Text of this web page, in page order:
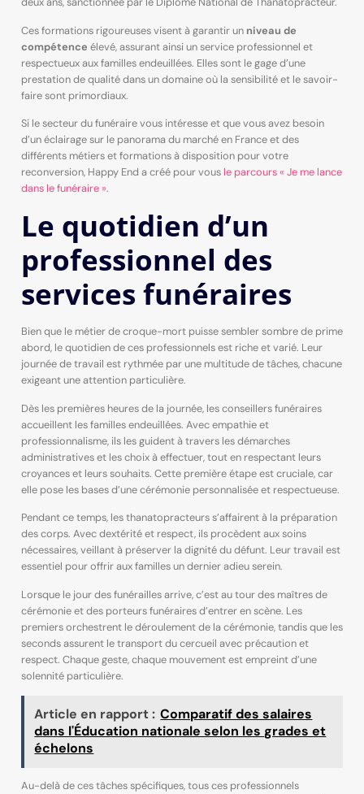
Ces formations rigoureuses visent à garantir un niveau de
compétence élevé, assurant ainsi un service professionnel et
respectueux aux familles endeuillées. Elles sont le gage d’une
prestation de qualité dans un domaine où la sensibilité et le savoir-
faire sont primordiaux.
Si le secteur du funéraire vous intéresse et que vous avez besoin
d’un éclairage sur le panorama du marché en France et des
différents métiers et formations à disposition pour votre
reconversion, Happy End a créé pour vous le parcours « Je me lance
dans le funéraire ».
Le quotidien d’un
professionnel des
services funéraires
Bien que le métier de croque-mort puisse sembler sombre de prime
abord, le quotidien de ces professionnels est riche et varié. Leur
journée de travail est rythmée par une multitude de tâches, chacune
exigeant une attention particulière.
Dès les premières heures de la journée, les conseillers funéraires
accueillent les familles endeuillées. Avec empathie et
professionnalisme, ils les guident à travers les démarches
administratives et les choix à effectuer, tout en respectant leurs
croyances et leurs souhaits. Cette première étape est cruciale, car
elle pose les bases d’une cérémonie personnalisée et respectueuse.
Pendant ce temps, les thanatopracteurs s’affairent à la préparation
des corps. Avec dextérité et respect, ils procèdent aux soins
nécessaires, veillant à préserver la dignité du défunt. Leur travail est
essentiel pour offrir aux familles un dernier adieu serein.
Lorsque le jour des funérailles arrive, c’est au tour des maîtres de
cérémonie et des porteurs funéraires d’entrer en scène. Les
premiers orchestrent le déroulement de la cérémonie, tandis que les
seconds assurent le transport du cercueil avec précaution et
respect. Chaque geste, chaque mouvement est empreint d’une
solennité particulière.
Article en rapport : Comparatif des salaires
dans l'Éducation nationale selon les grades et
échelons
Au-delà de ces tâches spécifiques, tous ces professionnels